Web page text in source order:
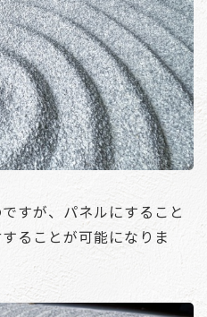
すが、パネルにすること
ることが可能になりま